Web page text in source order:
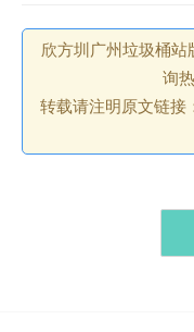
欣方圳广州垃圾桶
询
转载请注明原文链接